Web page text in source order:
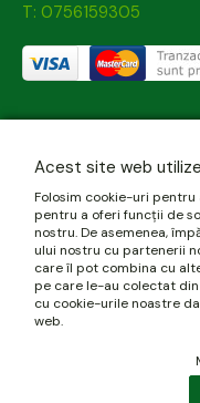
T: 0756159305
Acest site web
Folosim cookie-uri
pentru a oferi funcții de
nostru. De asemenea,
ului nostru cu partenerii
care îl pot combina cu
pe care le-au colectat
cu cookie-urile noastre
web.